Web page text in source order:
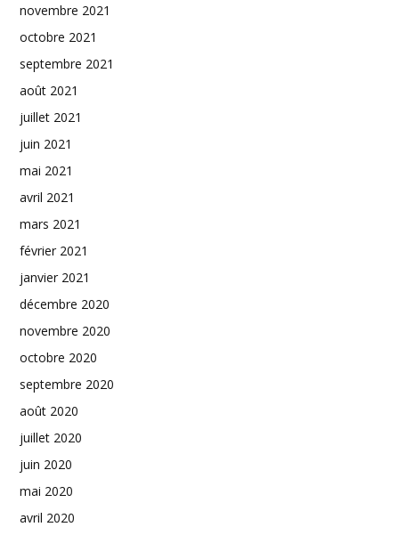
novembre 2021
octobre 2021
septembre 2021
août 2021
juillet 2021
juin 2021
mai 2021
avril 2021
mars 2021
février 2021
janvier 2021
décembre 2020
novembre 2020
octobre 2020
septembre 2020
août 2020
juillet 2020
juin 2020
mai 2020
avril 2020